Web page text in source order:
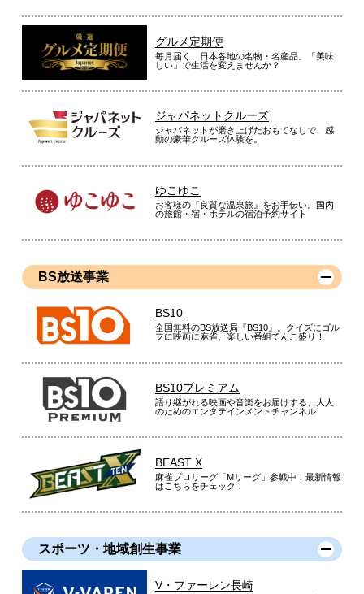
グルメ定期便
毎月届く、日本各地の名物・名産品。「美味
しい」で生活を変えませんか？
ジャパネットクルーズ
ジャパネットが磨き上げたおもてなしで、感
動の豪華クルーズ体験を。
ゆこゆこ
お客様の『良質な温泉旅』をお手伝い。国内
の旅館・宿・ホテルの宿泊予約サイト
BS放送事業
BS10
全国無料のBS放送局『BS10』。クイズにゴル
フに映画に麻雀、楽しい番組てんこ盛り！
BS10プレミアム
語り継がれる映画や音楽をお届けする、大人
のためのエンタテインメントチャンネル
BEAST X
麻雀プロリーグ「Mリーグ」参戦中！最新情報
はこちらをチェック！
スポーツ・地域創生事業
V・ファーレン長崎